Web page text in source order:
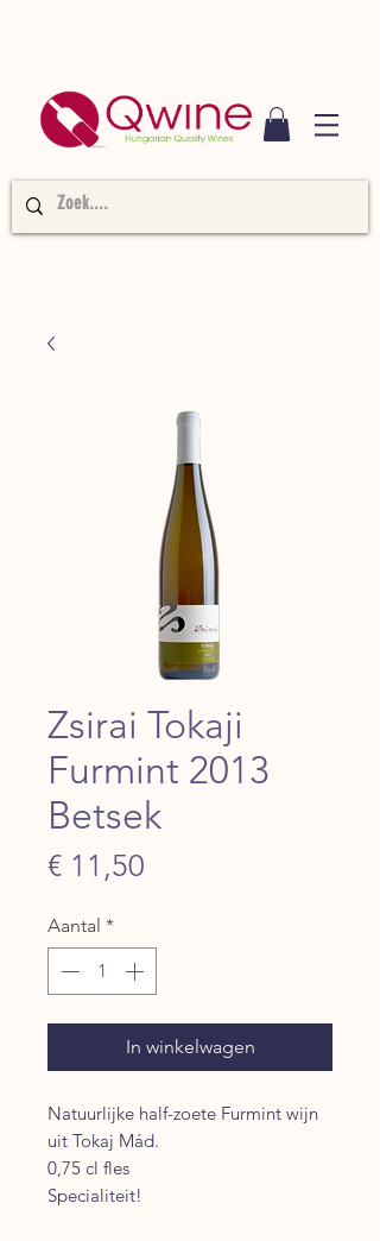
Zsirai Tokaji
Furmint 2013
Betsek
€ 11,50
Aantal *
In winkelwagen
Natuurlijke half-zoete Furmint wijn
uit Tokaj Mád.
0,75 cl fles
Specialiteit!